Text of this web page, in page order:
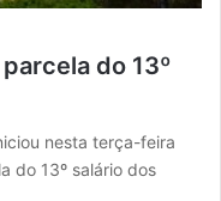
do 13º
nesta terça-feira
do 13º salário dos